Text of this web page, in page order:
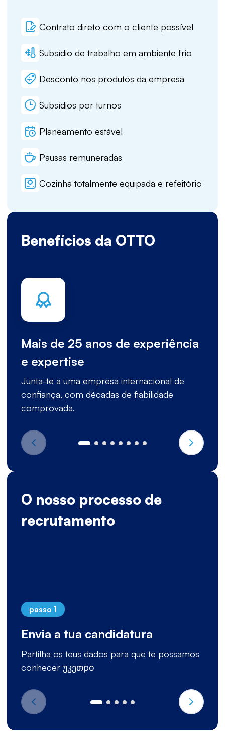
Contrato direto com o cliente possível
Subsídio de trabalho em ambiente frio
Desconto nos produtos da empresa
Subsídios por turnos
Planeamento estável
Pausas remuneradas
Cozinha totalmente equipada e refeitório
Benefícios da OTTO
Mais de 25 anos de experiência
e expertise
Junta-te a uma empresa internacional de
confiança, com décadas de fiabilidade
comprovada.
O nosso processo de
recrutamento
passo 1
Envia a tua candidatura
Partilha os teus dados para que te possamos
conhecer უკეთро